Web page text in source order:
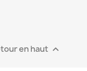
en haut 